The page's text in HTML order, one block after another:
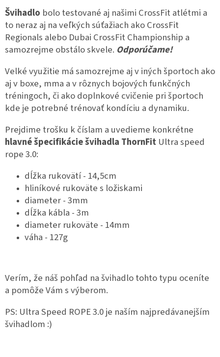
Švihadlo bolo testované aj našimi CrossFit atlétmi a
to neraz aj na veľkých súťažiach ako CrossFit
Regionals alebo Dubai CrossFit Championship a
samozrejme obstálo skvele. Odporúčame!
Velké využitie má samozrejme aj v iných športoch ako
aj v boxe, mma a v rôznych bojových funkčných
tréningoch, či ako doplnkové cvičenie pri športoch
kde je potrebné trénovať kondíciu a dynamiku.
Prejdime trošku k číslam a uvedieme konkrétne
hlavné špecifikácie švihadla ThornFit Ultra speed
rope 3.0:
dĺžka rukovätí - 14,5cm
hliníkové rukoväte s ložiskami
diameter - 3mm
dĺžka kábla - 3m
diameter rukoväte - 14mm
váha - 127g
Verím, že náš pohľad na švihadlo tohto typu oceníte
a pomôže Vám s výberom.
PS: Ultra Speed ROPE 3.0 je naším najpredávanejším
švihadlom :)